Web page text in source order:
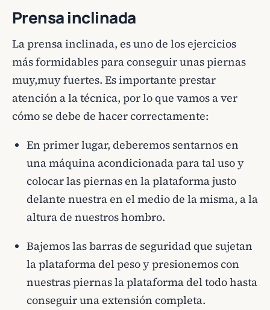
Prensa inclinada
La prensa inclinada, es uno de los ejercicios
más formidables para conseguir unas piernas
muy,muy fuertes. Es importante prestar
atención a la técnica, por lo que vamos a ver
cómo se debe de hacer correctamente:
En primer lugar, deberemos sentarnos en
una máquina acondicionada para tal uso y
colocar las piernas en la plataforma justo
delante nuestra en el medio de la misma, a la
altura de nuestros hombro.
Bajemos las barras de seguridad que sujetan
la plataforma del peso y presionemos con
nuestras piernas la plataforma del todo hasta
conseguir una extensión completa.